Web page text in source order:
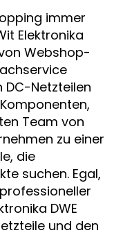
immer
Elektronika
Webshop-
DC-Netzteilen
Team von
zu einer
die
suchen. Egal,
DWE
und den